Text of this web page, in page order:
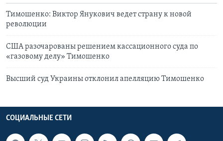
Тимошенко: Виктор Янукович ведет страну к новой
революции
США разочарованы решением кассационного суда по
«газовому делу» Тимошенко
Высший суд Украины отклонил апелляцию Тимошенко
СОЦИАЛЬНЫЕ СЕТИ